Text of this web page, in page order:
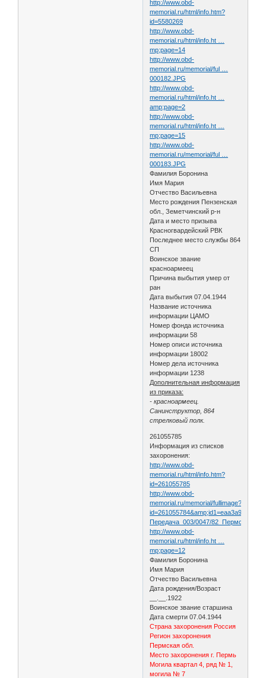
http://www.obd-
memorial.ru/html/info.htm?
id=5580269
http://www.obd-
memorial.ru/html/info.ht …
mp;page=14
http://www.obd-
memorial.ru/memorial/ful …
000182.JPG
http://www.obd-
memorial.ru/html/info.ht …
amp;page=2
http://www.obd-
memorial.ru/html/info.ht …
mp;page=15
http://www.obd-
memorial.ru/memorial/ful …
000183.JPG
Фамилия Боронина
Имя Мария
Отчество Васильевна
Место рождения Пензенская
обл., Земетчинский р-н
Дата и место призыва
Красногвардейский РВК
Последнее место службы 864
СП
Воинское звание
красноармеец
Причина выбытия умер от
ран
Дата выбытия 07.04.1944
Название источника
информации ЦАМО
Номер фонда источника
информации 58
Номер описи источника
информации 18002
Номер дела источника
информации 1238
Дополнительная информация
из приказа:
- красноармеец.
Санинструктор, 864
стрелковый полк.
261055785
Информация из списков
захоронения:
http://www.obd-
memorial.ru/html/info.htm?
id=261055785
http://www.obd-
memorial.ru/memorial/fullimage?
Передача_003/0047/
http://www.obd-
memorial.ru/html/info.ht …
mp;page=12
Фамилия Боронина
Имя Мария
Отчество Васильевна
Дата рождения/Возраст
__.__.1922
Воинское звание старшина
Дата смерти 07.04.1944
Страна захоронения Россия
Регион захоронения
Пермская обл.
Место захоронения г. Пермь
Могила квартал 4, ряд № 1,
могила № 7